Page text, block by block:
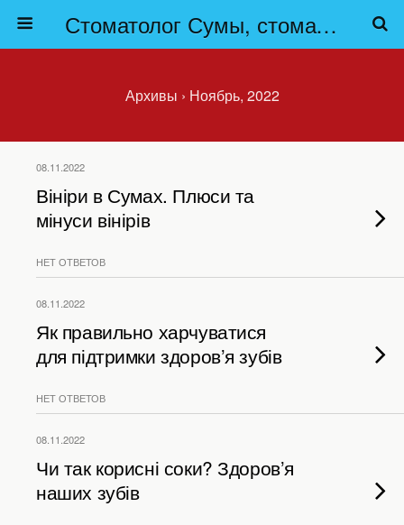
Стоматолог Сумы, стоматологические клиники Сумы, детская стоматология в Сумах. | Частная стоматология Сумы
Архивы › Ноябрь, 2022
08.11.2022
Вініри в Сумах. Плюси та
мінуси вінірів
НЕТ ОТВЕТОВ
08.11.2022
Як правильно харчуватися
для підтримки здоров’я зубів
НЕТ ОТВЕТОВ
08.11.2022
Чи так корисні соки? Здоров’я
наших зубів